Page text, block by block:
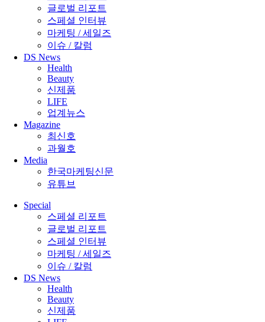
글로벌 리포트
스페셜 인터뷰
마케팅 / 세일즈
이슈 / 칼럼
DS News
Health
Beauty
신제품
LIFE
업계뉴스
Magazine
최신호
과월호
Media
한국마케팅신문
유튜브
Special
스페셜 리포트
글로벌 리포트
스페셜 인터뷰
마케팅 / 세일즈
이슈 / 칼럼
DS News
Health
Beauty
신제품